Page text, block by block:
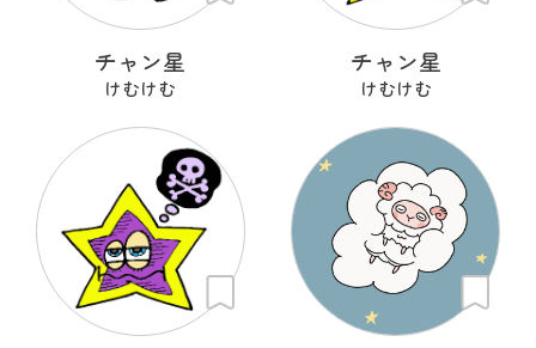
チャン星
けむけむ
チャン星
けむけむ